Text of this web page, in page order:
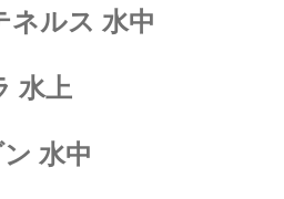
ネルス 水中
水上
水中